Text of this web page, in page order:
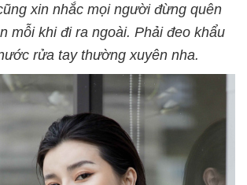
xin nhắc mọi người đừng quên
mỗi khi đi ra ngoài. Phải đeo khẩu
rửa tay thường xuyên nha.